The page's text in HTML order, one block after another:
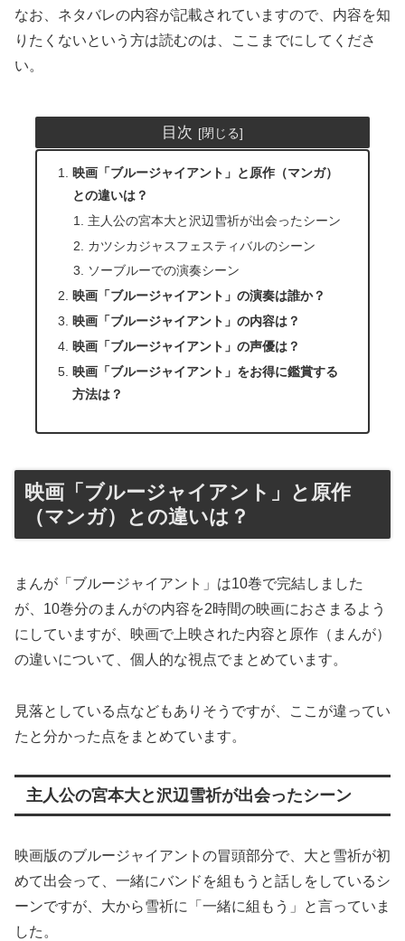
なお、ネタバレの内容が記載されていますので、内容を知
りたくないという方は読むのは、ここまでにしてくださ
い。
目次
映画「ブルージャイアント」と原作（マンガ）
との違いは？
主人公の宮本大と沢辺雪祈が出会ったシーン
カツシカジャスフェスティバルのシーン
ソーブルーでの演奏シーン
映画「ブルージャイアント」の演奏は誰か？
映画「ブルージャイアント」の内容は？
映画「ブルージャイアント」の声優は？
映画「ブルージャイアント」をお得に鑑賞する
方法は？
映画「ブルージャイアント」と原作
（マンガ）との違いは？
まんが「ブルージャイアント」は10巻で完結しました
が、10巻分のまんがの内容を2時間の映画におさまるよう
にしていますが、映画で上映された内容と原作（まんが）
の違いについて、個人的な視点でまとめています。
見落としている点などもありそうですが、ここが違ってい
たと分かった点をまとめています。
主人公の宮本大と沢辺雪祈が出会ったシーン
映画版のブルージャイアントの冒頭部分で、大と雪祈が初
めて出会って、一緒にバンドを組もうと話しをしているシ
ーンですが、大から雪祈に「一緒に組もう」と言っていま
した。